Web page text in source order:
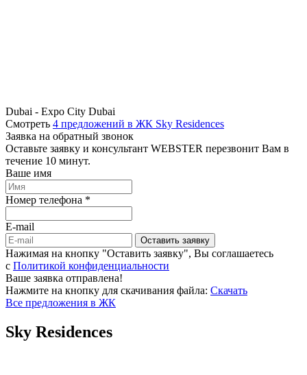
Dubai - Expo City Dubai
Смотреть 4 предложений в ЖК Sky Residences
Заявка на обратный звонок
Оставьте заявку и консультант WEBSTER перезвонит Вам в
течение 10 минут.
Ваше имя
Номер телефона *
E-mail
Оставить заявку
Нажимая на кнопку "Оставить заявку", Вы соглашаетесь
c Политикой конфиденциальности
Ваше заявка отправлена!
Нажмите на кнопку для скачивания файла: Скачать
Все предложения в ЖК
Sky Residences